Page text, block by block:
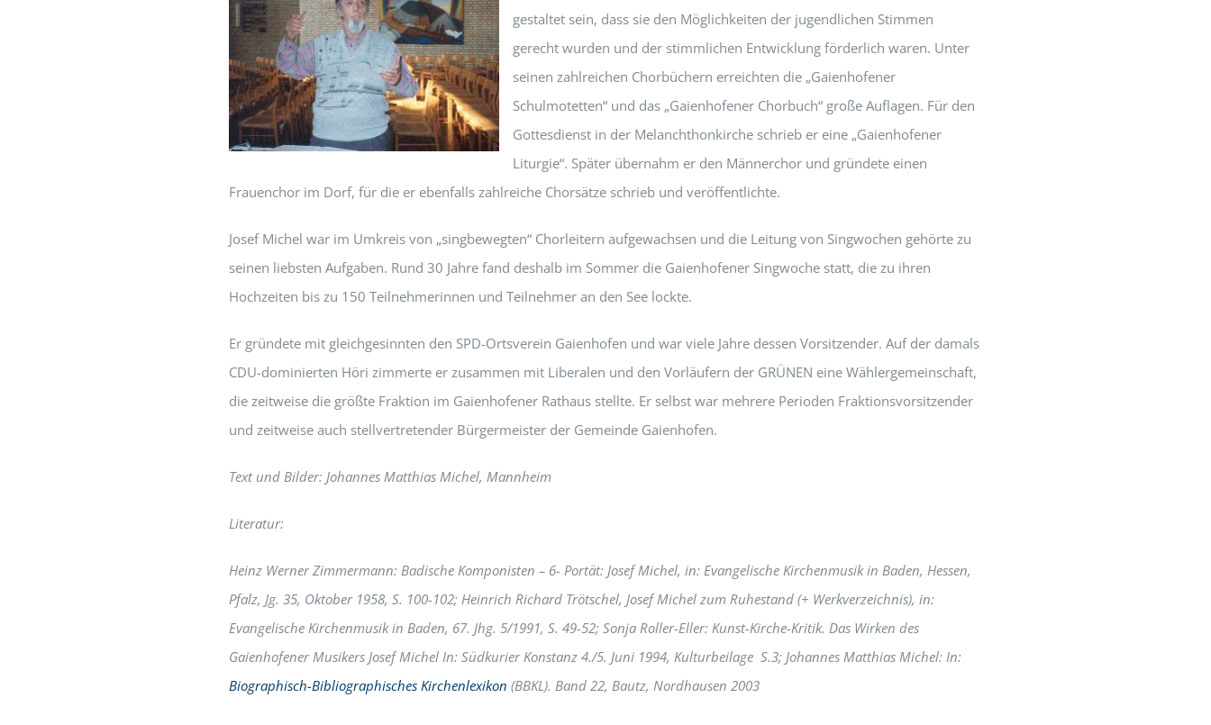
gestaltet sein, dass sie den Möglichkeiten der jugendlichen Stimmen
gerecht wurden und der stimmlichen Entwicklung förderlich waren. Unter
seinen zahlreichen Chorbüchern erreichten die „Gaienhofener
Schulmotetten“ und das „Gaienhofener Chorbuch“ große Auflagen. Für den
Gottesdienst in der Melanchthonkirche schrieb er eine „Gaienhofener
Liturgie“. Später übernahm er den Männerchor und gründete einen
Frauenchor im Dorf, für die er ebenfalls zahlreiche Chorsätze schrieb und veröffentlichte.
Josef Michel war im Umkreis von „singbewegten“ Chorleitern aufgewachsen und die Leitung von Singwochen gehörte zu
seinen liebsten Aufgaben. Rund 30 Jahre fand deshalb im Sommer die Gaienhofener Singwoche statt, die zu ihren
Hochzeiten bis zu 150 Teilnehmerinnen und Teilnehmer an den See lockte.
Er gründete mit gleichgesinnten den SPD-Ortsverein Gaienhofen und war viele Jahre dessen Vorsitzender. Auf der damals
CDU-dominierten Höri zimmerte er zusammen mit Liberalen und den Vorläufern der GRÜNEN eine Wählergemeinschaft,
die zeitweise die größte Fraktion im Gaienhofener Rathaus stellte. Er selbst war mehrere Perioden Fraktionsvorsitzender
und zeitweise auch stellvertretender Bürgermeister der Gemeinde Gaienhofen.
Text und Bilder: Johannes Matthias Michel, Mannheim
Literatur:
Heinz Werner Zimmermann: Badische Komponisten – 6- Portät: Josef Michel, in: Evangelische Kirchenmusik in Baden, Hessen,
Pfalz, Jg. 35, Oktober 1958, S. 100-102; Heinrich Richard Trötschel, Josef Michel zum Ruhestand (+ Werkverzeichnis), in:
Evangelische Kirchenmusik in Baden, 67. Jhg. 5/1991, S. 49-52; Sonja Roller-Eller: Kunst-Kirche-Kritik. Das Wirken des
Gaienhofener Musikers Josef Michel In: Südkurier Konstanz 4./5. Juni 1994, Kulturbeilage S.3; Johannes Matthias Michel: In:
Biographisch-Bibliographisches Kirchenlexikon (BBKL). Band 22, Bautz, Nordhausen 2003